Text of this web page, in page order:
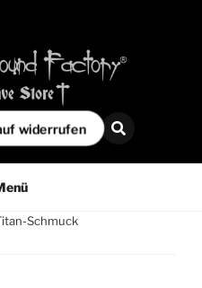
widerrufen
Schmuck